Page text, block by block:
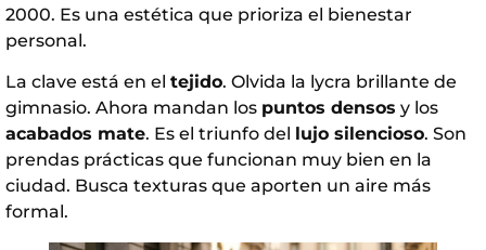
2000. Es una estética que prioriza el bienestar
personal.
La clave está en el tejido. Olvida la lycra brillante de
gimnasio. Ahora mandan los puntos densos y los
acabados mate. Es el triunfo del lujo silencioso. Son
prendas prácticas que funcionan muy bien en la
ciudad. Busca texturas que aporten un aire más
formal.